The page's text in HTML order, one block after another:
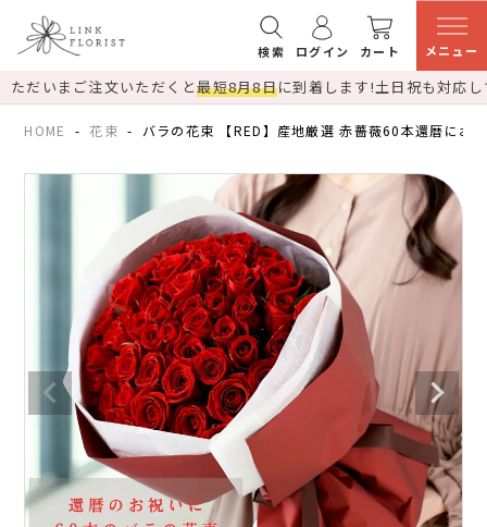
検索 ログイン カート メニュー
ただいまご注文いただくと最短8月8日に到着します!土日祝も対応
HOME 花束 バラの花束 【RED】産地厳選 赤薔薇60本還暦にお